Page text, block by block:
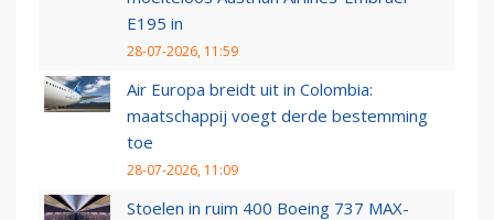
E195 in
28-07-2026, 11:59
Air Europa breidt uit in Colombia:
maatschappij voegt derde bestemming
toe
28-07-2026, 11:09
Stoelen in ruim 400 Boeing 737 MAX-